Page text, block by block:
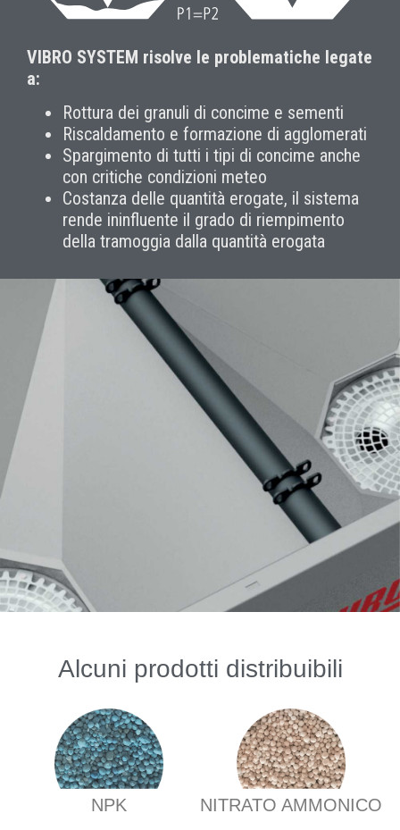
VIBRO SYSTEM risolve le problematiche legate
a:
Rottura dei granuli di concime e sementi
Riscaldamento e formazione di agglomerati
Spargimento di tutti i tipi di concime anche
con critiche condizioni meteo
Costanza delle quantità erogate, il sistema
rende ininfluente il grado di riempimento
della tramoggia dalla quantità erogata
Alcuni prodotti distribuibili
NPK NITRATO AMMONICO